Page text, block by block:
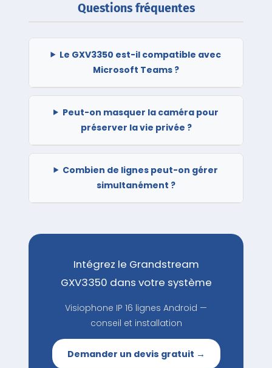
Questions fréquentes
Le GXV3350 est-il compatible avec
Microsoft Teams ?
Peut-on masquer la caméra pour
préserver la vie privée ?
Combien de lignes peut-on gérer
simultanément ?
Intégrez le Grandstream
GXV3350 dans votre système
Visiophone IP 16 lignes Android —
conseil et installation
Demander un devis gratuit →